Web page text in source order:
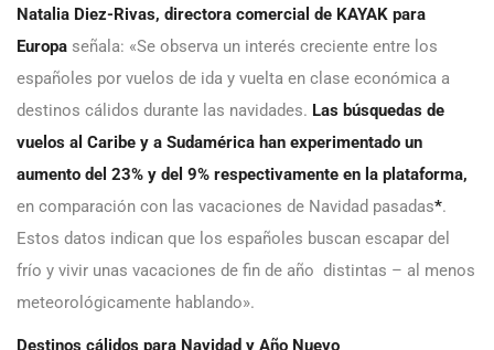
Natalia Diez-Rivas, directora comercial de KAYAK para
Europa señala: «Se observa un interés creciente entre los
españoles por vuelos de ida y vuelta en clase económica a
destinos cálidos durante las navidades. Las búsquedas de
vuelos al Caribe y a Sudamérica han experimentado un
aumento del 23% y del 9% respectivamente en la plataforma,
en comparación con las vacaciones de Navidad pasadas*.
Estos datos indican que los españoles buscan escapar del
frío y vivir unas vacaciones de fin de año distintas – al menos
meteorológicamente hablando».